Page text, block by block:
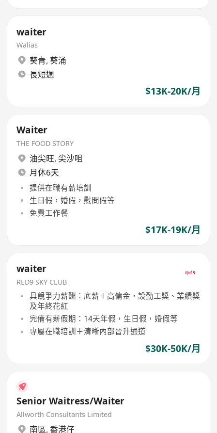
waiter
Walias
葵青, 葵涌
長短週
$13K-20K/月
Waiter
THE FOOD STORY
油尖旺, 尖沙咀
月休6天
提供在職有薪培訓
生日假，婚假，慰問假等
免費工作餐
$17K-19K/月
waiter
RED9 SKY CLUB
具競爭力薪酬：底薪＋高傭金，設勤工獎、業績獎
及年終花紅
完備有薪假期：14天年假，生日假，婚假等
專屬在職培訓＋清晰內部晉升通道
$30K-50K/月
Senior Waitress/Waiter
Allworth Consultants Limited
南區, 香港仔